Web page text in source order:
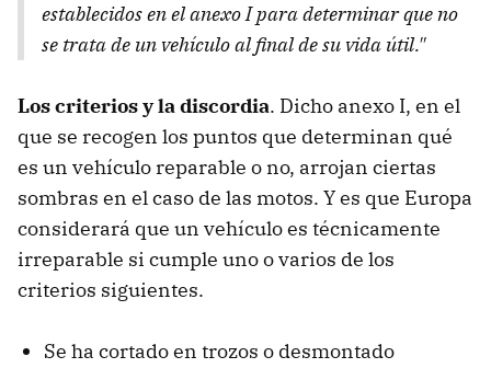
establecidos en el anexo I para determinar que no
se trata de un vehículo al final de su vida útil."
Los criterios y la discordia. Dicho anexo I, en el
que se recogen los puntos que determinan qué
es un vehículo reparable o no, arrojan ciertas
sombras en el caso de las motos. Y es que Europa
considerará que un vehículo es técnicamente
irreparable si cumple uno o varios de los
criterios siguientes.
Se ha cortado en trozos o desmontado